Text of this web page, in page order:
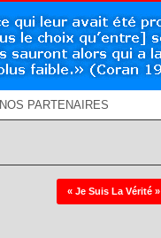
NOS PARTENAIRES
« Je Suis La Vérité »